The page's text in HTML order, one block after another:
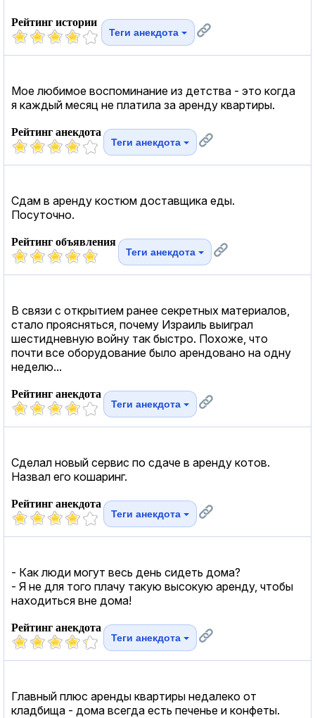
Рейтинг истории
Теги анекдота
Мое любимое воспоминание из детства - это когда
я каждый месяц не платила за аренду квартиры.
Рейтинг анекдота
Теги анекдота
Сдам в аренду костюм доставщика еды.
Посуточно.
Рейтинг объявления
Теги анекдота
В связи с открытием ранее секретных материалов,
стало проясняться, почему Израиль выиграл
шестидневную войну так быстро. Похоже, что
почти все оборудование было арендовано на одну
неделю...
Рейтинг анекдота
Теги анекдота
Сделал новый сервис по сдаче в аренду котов.
Назвал его кошаринг.
Рейтинг анекдота
Теги анекдота
- Как люди могут весь день сидеть дома?
- Я не для того плачу такую высокую аренду, чтобы
находиться вне дома!
Рейтинг анекдота
Теги анекдота
Главный плюс аренды квартиры недалеко от
кладбища - дома всегда есть печенье и конфеты.